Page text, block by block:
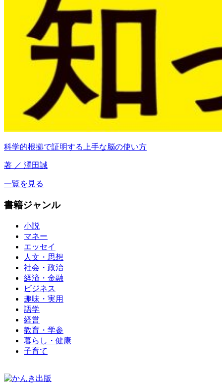
科学的根拠で証明する上手な脳の使い方
著 ／ 澤田誠
一覧を見る
書籍ジャンル
小説
マネー
エッセイ
人文・思想
社会・政治
経済・金融
ビジネス
趣味・実用
語学
経営
教育・学参
暮らし・健康
子育て